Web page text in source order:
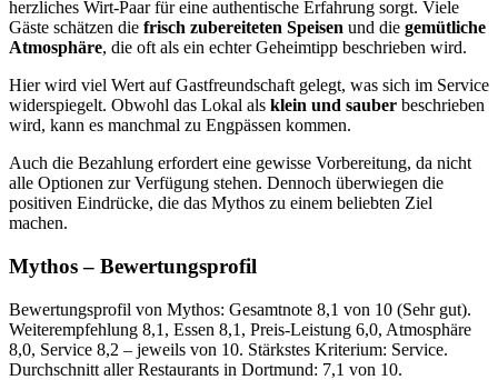
herzliches Wirt-Paar für eine authentische Erfahrung sorgt. Viele
Gäste schätzen die frisch zubereiteten Speisen und die gemütliche
Atmosphäre, die oft als ein echter Geheimtipp beschrieben wird.
Hier wird viel Wert auf Gastfreundschaft gelegt, was sich im Service
widerspiegelt. Obwohl das Lokal als klein und sauber beschrieben
wird, kann es manchmal zu Engpässen kommen.
Auch die Bezahlung erfordert eine gewisse Vorbereitung, da nicht
alle Optionen zur Verfügung stehen. Dennoch überwiegen die
positiven Eindrücke, die das Mythos zu einem beliebten Ziel
machen.
Mythos– Bewertungsprofil
Bewertungsprofil von Mythos: Gesamtnote 8,1 von 10 (Sehr gut).
Weiterempfehlung 8,1, Essen 8,1, Preis-Leistung 6,0, Atmosphäre
8,0, Service 8,2 – jeweils von 10. Stärkstes Kriterium: Service.
Durchschnitt aller Restaurants in Dortmund: 7,1 von 10.